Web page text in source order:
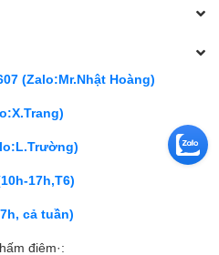
(Zalo:Mr.Nhật Hoàng)
17h,T6)
cả tuần)
điêm·: